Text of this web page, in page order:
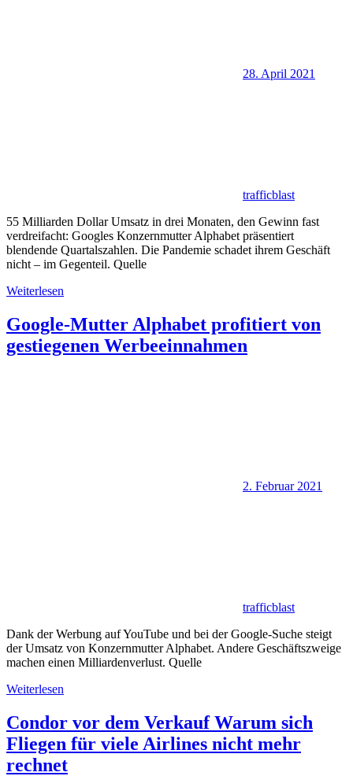
28. April 2021
trafficblast
55 Milliarden Dollar Umsatz in drei Monaten, den Gewinn fast
verdreifacht: Googles Konzernmutter Alphabet präsentiert
blendende Quartalszahlen. Die Pandemie schadet ihrem Geschäft
nicht – im Gegenteil. Quelle
Weiterlesen
Google-Mutter Alphabet profitiert von
gestiegenen Werbeeinnahmen
2. Februar 2021
trafficblast
Dank der Werbung auf YouTube und bei der Google-Suche steigt
der Umsatz von Konzernmutter Alphabet. Andere Geschäftszweige
machen einen Milliardenverlust. Quelle
Weiterlesen
Condor vor dem Verkauf Warum sich
Fliegen für viele Airlines nicht mehr
rechnet